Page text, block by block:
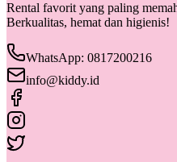
Rental favorit yang paling
Berkualitas, hemat dan higienis!
WhatsApp: 0817200216
info@kiddy.id